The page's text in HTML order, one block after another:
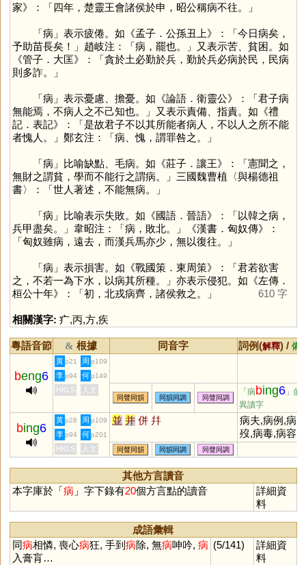
家》：「四年，楚靈王會諸侯於申，昭公稱病不往。」
「病 」表示疲倦。如《孟子．公孫丑上》：「今日病矣，
予助苗長矣！」趙岐注：「病，罷也。」又表示苦、貧困。如
《管子．大匡》：「貪於土必勤於兵，勤於兵必病於民，民病
則多詐。」
「病 」表示憂慮、擔憂。如《論語．衛靈公》：「君子病
無能焉，不病人之不己知也。」又表示責備、指責。如《禮
記．表記》：「是故君子不以其所能者病人，不以人之所不能
者愧人。」鄭玄注：「病、愧，謂罪咎之。」
「病 」比喻缺點、毛病。如《莊子．讓王》：「憲聞之，
無財之謂貧，學而不能行之謂病。」三國魏曹植〈與楊德祖
書〉：「世人著述，不能無病。」
「病 」比喻表示失敗。如《國語．晉語》：「以韓之病，
兵甲盡矣。」韋昭注：「病，敗北。」《漢書．匈奴傳》：
「匈奴雖病，遠去，而漢兵馬亦少，無以復往。」
「病 」表示損害。如《戰國策．東周策》：「君若欲害
之，不若一為下水，以病其所種。」亦表示侵犯。如《左傳．
桓公十年》：「初，北戎病齊，諸侯救之。」
610 字
相關漢字: 疒,丙,方,疾
粵語音節 & 根據 同音字 詞例(解釋) / 備
beng6
黃 p21 周 p109
李 p94 何 p149
HKLS 人文
同聲同韻 同韻同調 同聲同調
「病bing6 」的
異讀字
bing6
黃 p28 周 p109 並 并 併 幷
病夫,病例,病
歿,病毒,病容,
病根,病菌,病
痛,病態,病徵,
病篤,病魔,病
變,病入膏肓,生
病,通病,疾病,
語病
李 p94 何 p201
HKLS 人文 同聲同韻 同韻同調 同聲同調
其他方言讀音
本字庫於「病 」字下錄有20個方言點的讀音
詳細資
料
成語彙輯
同病相憐, 喪心病狂, 手到 病除, 無病呻吟, 病
入膏肓…
(5/141)
詳細資
料